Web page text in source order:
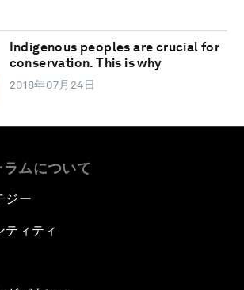
Indigenous peoples are crucial for
conservation. This is why
2018年07月24日
ムについて
ジー
ティティ